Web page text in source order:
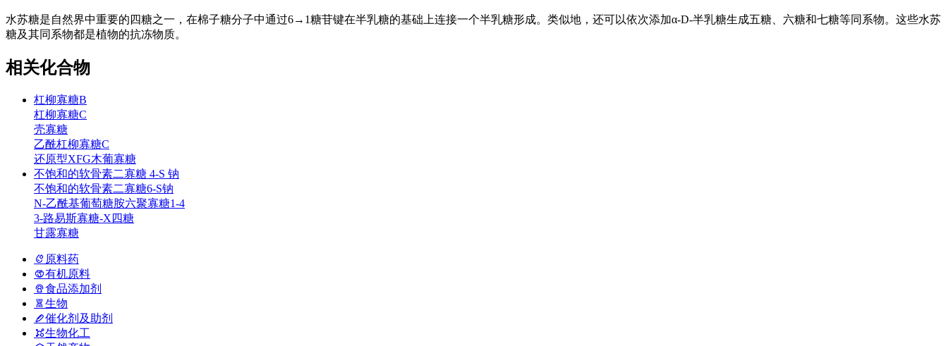
水苏糖是自然界中重要的四糖之一，在棉子糖分子中通过6→1糖苷键在半乳糖的基础上连接一个半乳糖形成。类似地，还可以依次添加α-D-半乳糖生成五糖、六糖和七糖等同系物。这些水苏
糖及其同系物都是植物的抗冻物质。
相关化合物
杠柳寡糖B
杠柳寡糖C
壳寡糖
乙酰杠柳寡糖C
还原型XFG木葡寡糖
不饱和的软骨素二寡糖 4-S 钠
不饱和的软骨素二寡糖6-S钠
N-乙酰基葡萄糖胺六聚寡糖1-4
3-路易斯寡糖-X四糖
甘露寡糖
原料药
有机原料
食品添加剂
生物
催化剂及助剂
生物化工